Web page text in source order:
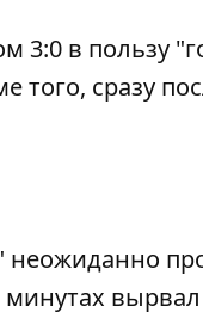
3:0 в пользу
того, сразу
неожиданно
вырвал